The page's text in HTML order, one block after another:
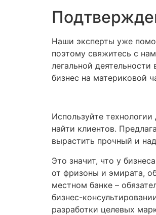
Наши эксперты уже
поэтому свяжитесь с
легальной
бизнес на материковой
Используйте
найти клиентов.
вырастить прочный и
Это значит, что у
от фризоны и эмирата,
местном банке –
бизнес-
разработки целевых